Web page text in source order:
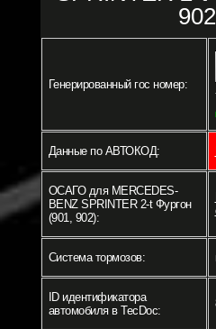
Генерированный гос номер:
Данные по АВТОКОД:
ОСАГО для MERCEDES-
BENZ SPRINTER 2-t Фургон
(901, 902):
Система тормозов:
ID идентификатора
автомобиля в TecDoc: